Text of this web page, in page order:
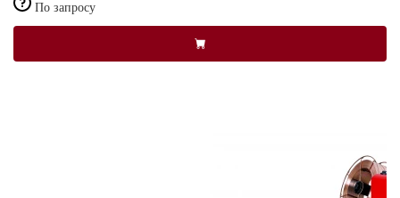
По запросу